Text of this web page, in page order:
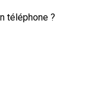
téléphone ?